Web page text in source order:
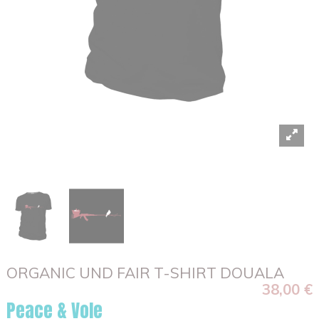
ORGANIC UND FAIR T-SHIRT DOUALA
38,00 €
Peace & Vole